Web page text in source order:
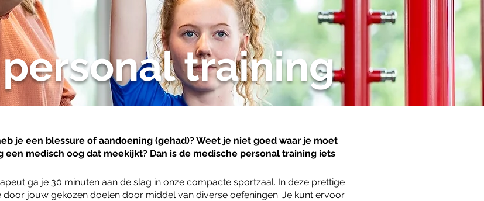
training
je een blessure of aandoening (gehad)? Weet je niet goed waar je moet
een medisch oog dat meekijkt? Dan is de medische personal training iets
ga je 30 minuten aan de slag in onze compacte sportzaal. In deze prettige
jouw gekozen doelen door middel van diverse oefeningen. Je kunt ervoor